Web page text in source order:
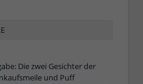
Die zwei Gesichter der
und Puff